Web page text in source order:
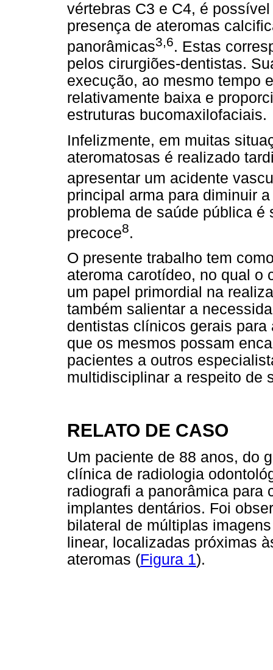
vértebras C3 e C4, é
presença de ateromas
panorâmicas3,6. Estas
pelos cirurgiões-dentistas.
execução, ao mesmo tempo
relativamente baixa e
estruturas bucomaxilofaciais.
Infelizmente, em muitas
ateromatosas é realizado
apresentar um acidente
principal arma para diminuir
problema de saúde pública
precoce8.
O presente trabalho tem
ateroma carotídeo, no qual o
um papel primordial na
também salientar a
dentistas clínicos gerais
que os mesmos possam
pacientes a outros
multidisciplinar a respeito de
RELATO DE CASO
Um paciente de 88 anos, do
clínica de radiologia
radiografi a panorâmica para
implantes dentários. Foi
bilateral de múltiplas
linear, localizadas próximas
ateromas (Figura 1).